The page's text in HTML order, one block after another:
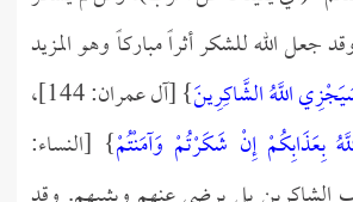
جعل الله للشكر أثراً مباركاً وهو المزيد
اللَّهُ الشَّاكِرِينَ
} [آل عمران: 144]،
بِعَذَابِكُمْ إِنْ شَكَرْتُمْ وَآمَنْتُمْ} [النساء: